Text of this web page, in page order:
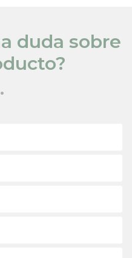
duda sobre